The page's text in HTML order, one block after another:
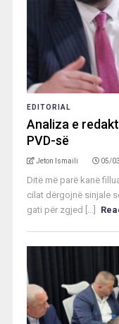
EDITORIAL
Analiza e
PVD-së
Jeton Ismaili 05/
Ditë më parë kanë
cilat dërgojnë sinjale
gati për zgjed [...]